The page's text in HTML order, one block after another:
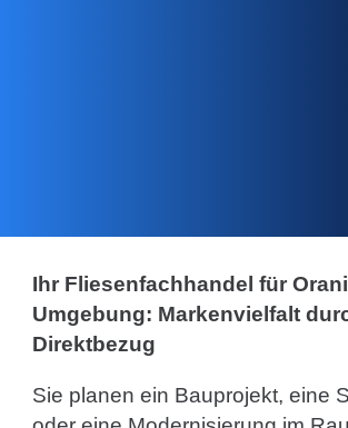
Ihr Fliesenfachhandel für
Umgebung: Markenvielfalt
Direktbezug
Sie planen ein Bauprojekt, eine